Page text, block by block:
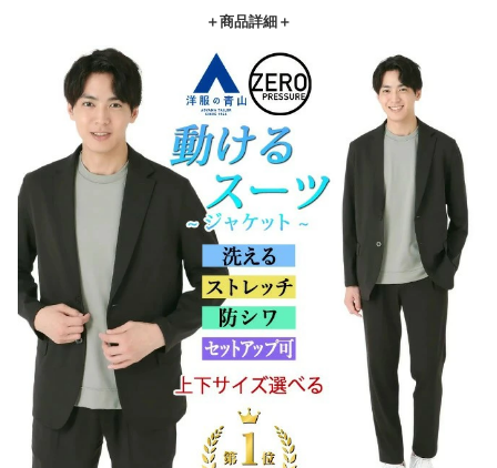
＋商品詳細＋